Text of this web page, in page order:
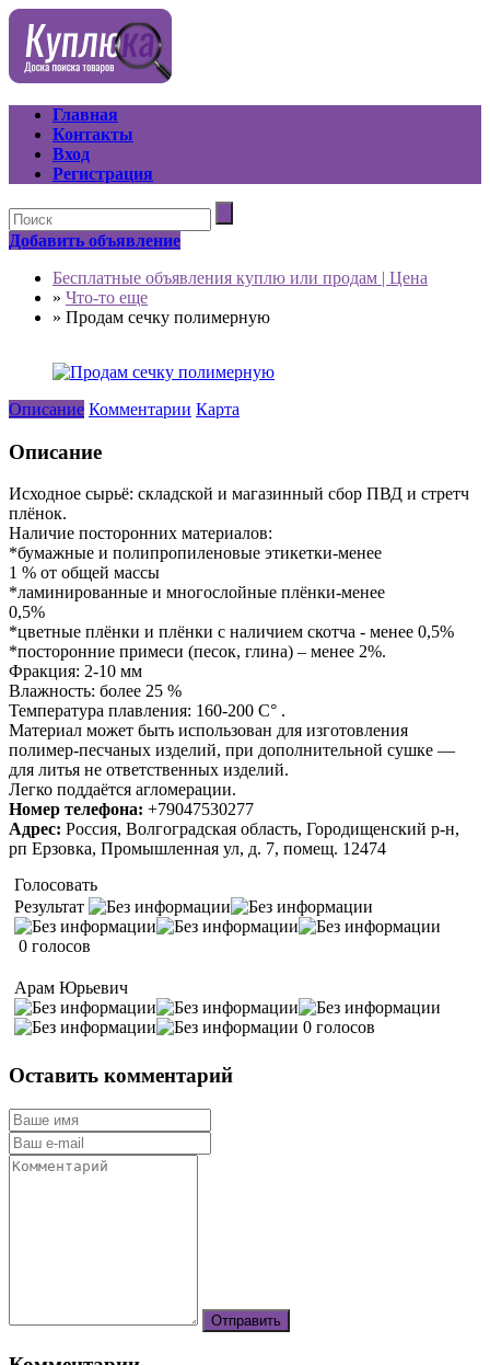
Главная
Контакты
Вход
Регистрация
Добавить объявление
Бесплатные объявления куплю или продам | Цена
» Что-то еще
» Продам сечку полимерную
Описание Комментарии Карта
Описание
Исходное сырьё: складской и магазинный сбор ПВД и стретч
плёнок.
Наличие посторонних материалов:
*бумажные и полипропиленовые этикетки-менее
1 % от общей массы
*ламинированные и многослойные плёнки-менее
0,5%
*цветные плёнки и плёнки с наличием скотча - менее 0,5%
*посторонние примеси (песок, глина) – менее 2%.
Фракция: 2-10 мм
Влажность: более 25 %
Температура плавления: 160-200 С° .
Материал может быть использован для изготовления
полимер-песчаных изделий, при дополнительной сушке —
для литья не ответственных изделий.
Легко поддаётся агломерации.
Номер телефона: +79047530277
Адрес: Россия, Волгоградская область, Городищенский р-н,
рп Ерзовка, Промышленная ул, д. 7, помещ. 12474
Голосовать
Результат
0 голосов
Арам Юрьевич
0 голосов
Оставить комментарий